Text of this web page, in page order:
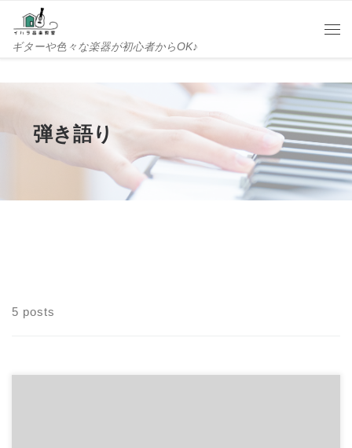
Skip to content
ギターや色々な楽器が初心者からOK♪
弾き語り
5 posts